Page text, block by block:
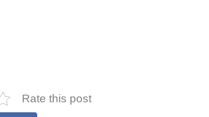
Rate this post